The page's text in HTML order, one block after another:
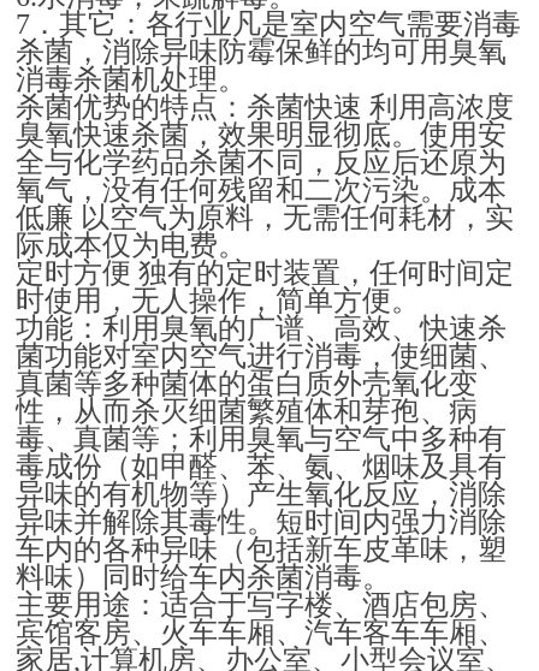
7 ．其它：各行业凡是室内空气需要消毒
杀菌，消除异味防霉保鲜的均可用臭氧
消毒杀菌机处理。
杀菌优势的特点：杀菌快速 利用高浓度
臭氧快速杀菌，效果明显彻底。使用安
全与化学药品杀菌不同，反应后还原为
氧气，没有任何残留和二次污染。成本
低廉 以空气为原料，无需任何耗材，实
际成本仅为电费。
定时方便 独有的定时装置，任何时间定
时使用，无人操作，简单方便。
功能：利用臭氧的广谱、高效、快速杀
菌功能对室内空气进行消毒，使细菌、
真菌等多种菌体的蛋白质外壳氧化变
性，从而杀灭细菌繁殖体和芽孢、病
毒、真菌等；利用臭氧与空气中多种有
毒成份（如甲醛、苯、氨、烟味及具有
异味的有机物等）产生氧化反应，消除
异味并解除其毒性。短时间内强力消除
车内的各种异味（包括新车皮革味，塑
料味）同时给车内杀菌消毒。
主要用途：适合于写字楼、酒店包房、
宾馆客房、火车车厢、汽车客车车厢、
家居,计算机房、办公室、小型会议室、